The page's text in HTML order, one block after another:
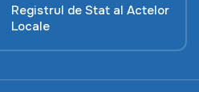
Registrul de Stat al Actelor
Locale